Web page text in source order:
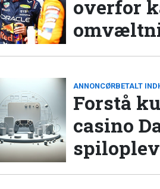
overfor
ANNONCØRBETALT
Forstå
casino